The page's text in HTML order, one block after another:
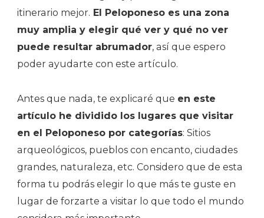
itinerario mejor. El Peloponeso es una zona
muy amplia y elegir qué ver y qué no ver
puede resultar abrumador, así que espero
poder ayudarte con este artículo.
Antes que nada, te explicaré que en este
artículo he dividido los lugares que visitar
en el Peloponeso por categorías: Sitios
arqueológicos, pueblos con encanto, ciudades
grandes, naturaleza, etc. Considero que de esta
forma tu podrás elegir lo que más te guste en
lugar de forzarte a visitar lo que todo el mundo